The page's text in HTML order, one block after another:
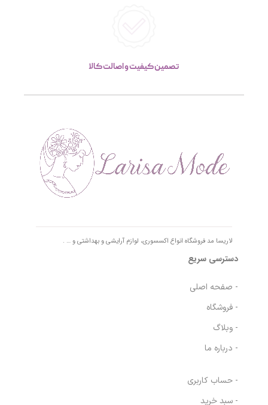
تصمین کیفیت و اصالت کالا
لاریسا مد فروشگاه انواع اکسسوری، لوازم آرایشی و بهداشتی و … .
دسترسی سریع
- صفحه اصلی
- فروشگاه
- وبلاگ
- درباره ما
- حساب کاربری
- سبد خرید